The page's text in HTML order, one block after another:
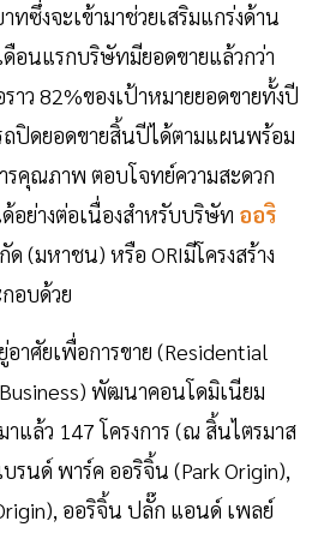
ทซึ่งจะเข้ามาช่วยเสริมแกร่งด้าน
ดือนแรกบริษัทมียอดขายแล้วกว่า
าว 82%ของเป้าหมายยอดขายทั้งปี
ถปิดยอดขายสิ้นปีได้ตามแผนพร้อม
รคุณภาพ ตอบโจทย์ความสะดวก
อย่างต่อเนื่องสำหรับบริษัท ออริ
ด (มหาชน) หรือ ORIมีโครงสร้าง
อบด้วย
าศัยเพื่อการขาย (Residential
พัฒนาคอนโดมิเนียม
แล้ว 147 โครงการ (ณ สิ้นไตรมาส
รนด์ พาร์ค ออริจิ้น (Park Origin),
ออริจิ้น ปลั๊ก แอนด์ เพลย์